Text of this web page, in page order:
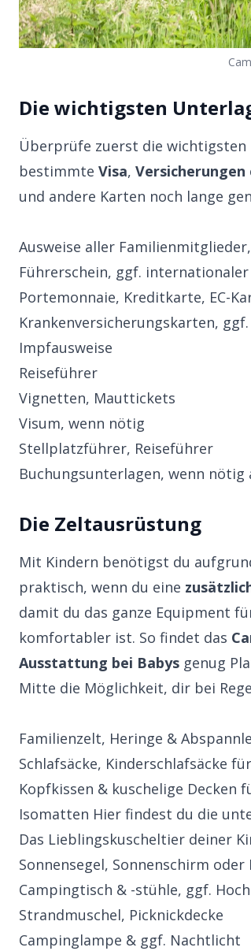
Die wichtigsten
Überprüfe zuerst die wichtigsten
bestimmteVisa,Versicherungen
und andere Karten noch lange
Ausweise aller
Führerschein, ggf.
Portemonnaie, Kreditkarte, EC-
Krankenversicherungskarten,
Impfausweise
Reiseführer
Vignetten, Mauttickets
Visum, wenn nötig
Stellplatzführer, Reiseführer
Buchungsunterlagen, wenn nötig
Die Zeltausrüstung
Mit Kindern benötigst du
praktisch, wenn du eine
damit du das ganze Equipment
komfortabler ist. So findet das
Ausstattung bei Babys genug
Mitte die Möglichkeit, dir bei
Familienzelt, Heringe &
Schlafsäcke, Kinderschlafsäcke
Kopfkissen & kuschelige Decken
Isomatten Hier findest du die
Das Lieblingskuscheltier deiner
Sonnensegel, Sonnenschirm oder
Campingtisch & -stühle, ggf.
Strandmuschel, Picknickdecke
Campinglampe & ggf. Nachtlicht